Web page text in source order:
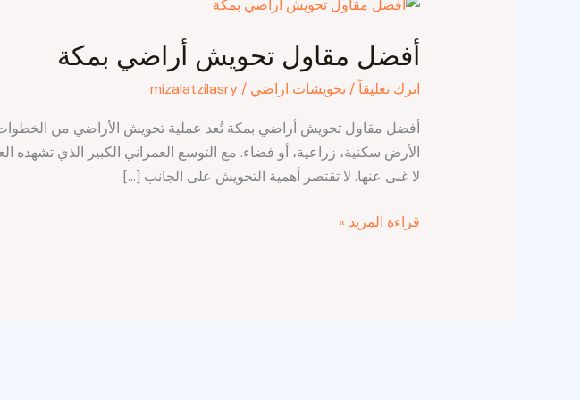
أفضل مقاول تحويش أراضي بمكة
اترك تعليقاً / تحويشات اراضي /
mizalatzilasry
أفضل مقاول تحويش أراضي بمكة تُعد عملية تحويش الأراضي من
الأرض سكنية، زراعية، أو فضاء. مع التوسع العمراني الكبير الذي
لا غنى عنها. لا تقتصر أهمية التحويش على الجانب […]
تحويش
بمكة
قراءة المزيد »